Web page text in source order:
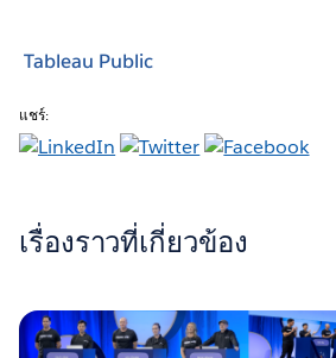
Tableau Public
แชร์:
เรื่องราวที่เกี่ยวข้อง